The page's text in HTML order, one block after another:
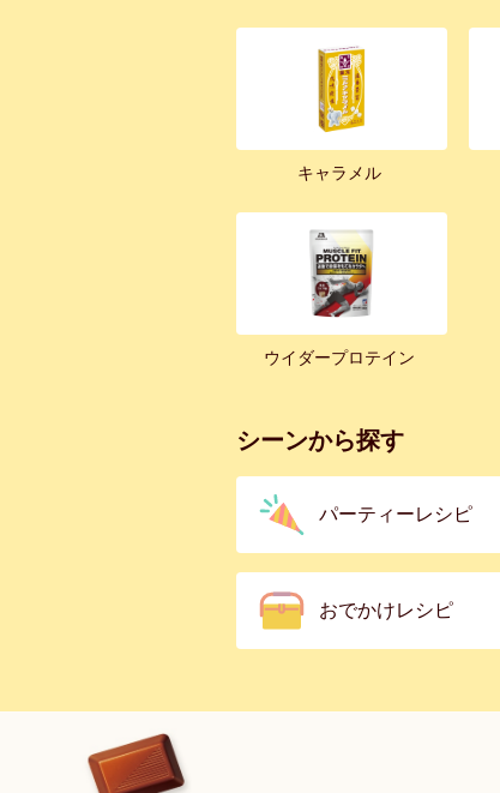
キャラメル
ウイダープロテイン
シーンから探す
パーティーレシピ
おでかけレシピ